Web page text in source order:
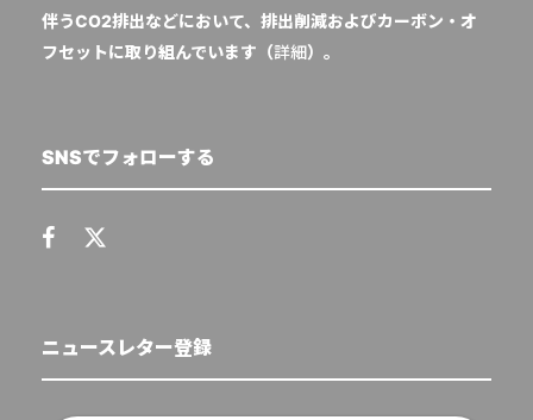
伴うCO2排出などにおいて、排出削減およびカーボン・オ
フセットに取り組んでいます（詳細）。
SNSでフォローする
ニュースレター登録